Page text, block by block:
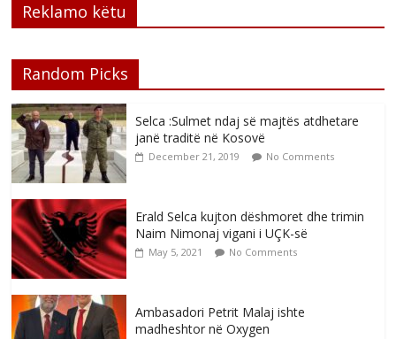
Reklamo këtu
Random Picks
Selca :Sulmet ndaj së majtës atdhetare
janë traditë në Kosovë
December 21, 2019 No Comments
Erald Selca kujton dëshmoret dhe trimin
Naim Nimonaj vigani i UÇK-së
May 5, 2021 No Comments
Ambasadori Petrit Malaj ishte
madheshtor në Oxygen